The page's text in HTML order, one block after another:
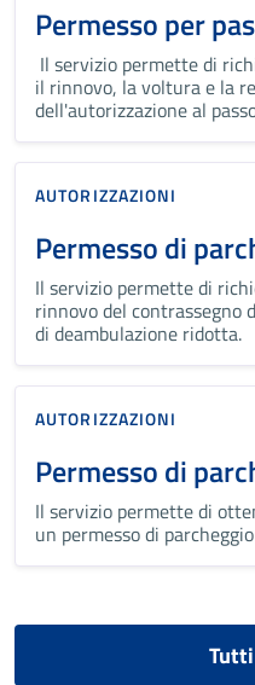
Permesso per
Il servizio permette di
il rinnovo, la voltura e la
dell'autorizzazione al
AUTORIZZAZIONI
Permesso di
Il servizio permette di
rinnovo del contrassegno
di deambulazione ridotta.
AUTORIZZAZIONI
Permesso di
Il servizio permette di
un permesso di